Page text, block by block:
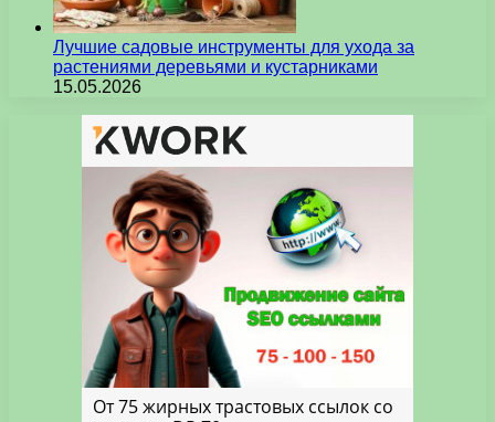
Лучшие садовые инструменты для ухода за
растениями деревьями и кустарниками
15.05.2026